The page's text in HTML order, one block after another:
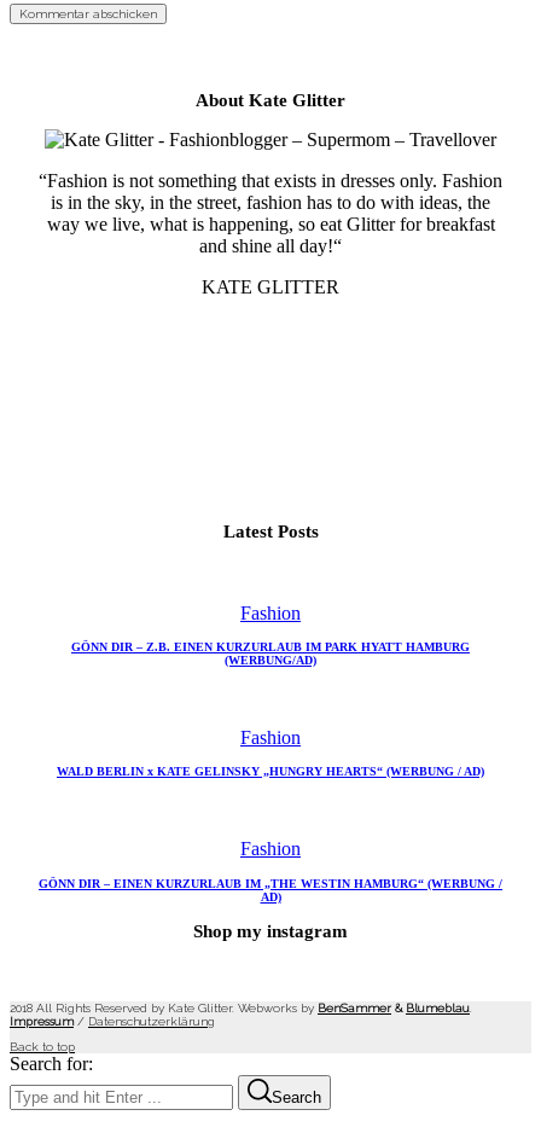
About Kate Glitter
“Fashion is not something that exists in dresses only. Fashion
is in the sky, in the street, fashion has to do with ideas, the
way we live, what is happening, so eat Glitter for breakfast
and shine all day!“
KATE GLITTER
Latest Posts
Fashion
GÖNN DIR – Z.B. EINEN KURZURLAUB IM PARK HYATT HAMBURG
(WERBUNG/AD)
Fashion
WALD BERLIN x KATE GELINSKY „HUNGRY HEARTS“ (WERBUNG / AD)
Fashion
GÖNN DIR – EINEN KURZURLAUB IM „THE WESTIN HAMBURG“ (WERBUNG /
AD)
Shop my instagram
2018 All Rights Reserved by Kate Glitter. Webworks by BenSammer & Blumeblau
Impressum/ Datenschutzerklärung
Back to top
Search for:
Search